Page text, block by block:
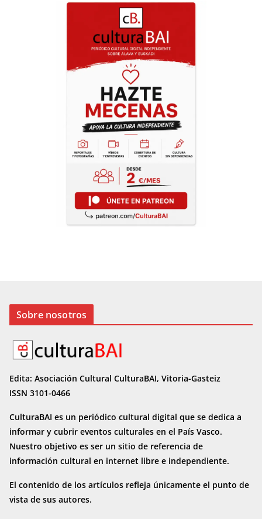
Sobre nosotros
Edita: Asociación Cultural CulturaBAI, Vitoria-Gasteiz
ISSN 3101-0466
CulturaBAI es un periódico cultural digital que se dedica a
informar y cubrir eventos culturales en el País Vasco.
Nuestro objetivo es ser un sitio de referencia de
información cultural en internet libre e independiente.
El contenido de los artículos refleja únicamente el punto de
vista de sus autores.